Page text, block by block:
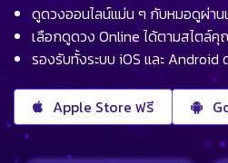
ดูดวงออนไลน์แม่น ๆ กับหมอดูผ่าน
เลือกดูดวง Online ได้ตามสไตล์
รองรับทั้งระบบ iOS และ Android
Apple Store ฟรี